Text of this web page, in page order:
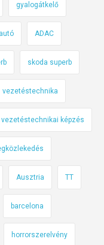
gyalogátkelő
ADAC
skoda superb
vezetéstechnika
vezetéstechnikai képzés
Ausztria TT
barcelona
horrorszerelvény